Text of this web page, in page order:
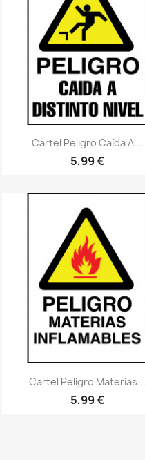
visibilityVistazo rápido
Cartel Peligro Caída A...
5,99 €
visibilityVistazo rápido
Cartel Peligro Materias...
5,99 €